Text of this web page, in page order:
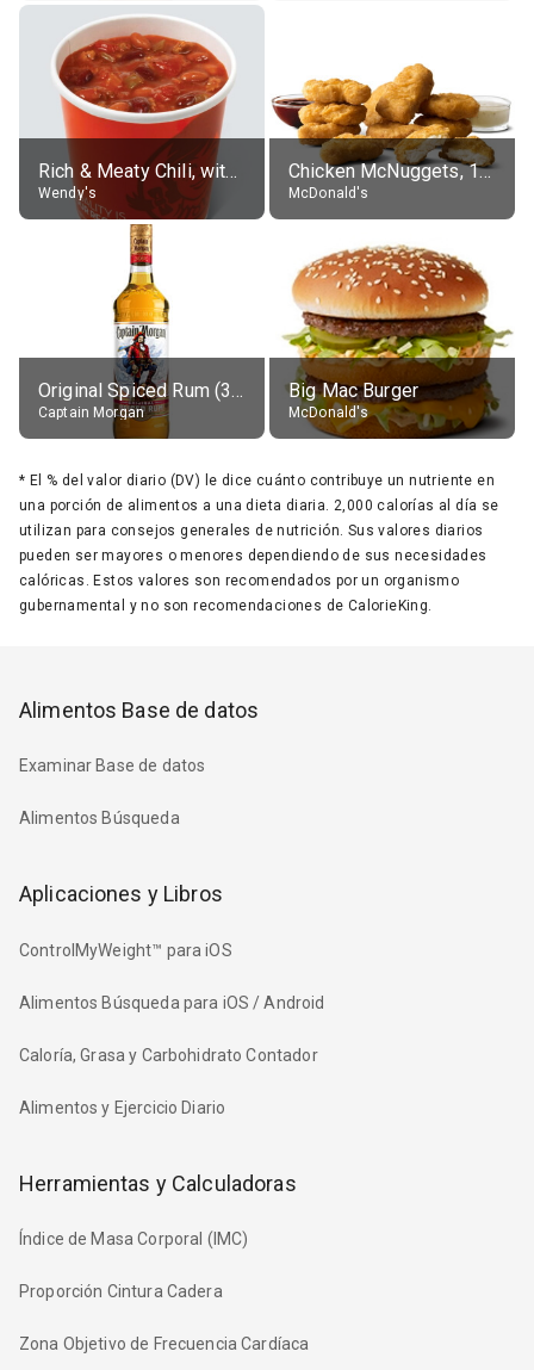
Rich & Meaty Chili, without toppings, large
Wendy's
Chicken McNuggets, 10 pieces, without sauce
McDonald's
Original Spiced Rum (35% alc.)
Captain Morgan
Big Mac Burger
McDonald's
* El % del valor diario (DV) le dice cuánto contribuye un nutriente en
una porción de alimentos a una dieta diaria. 2,000 calorías al día se
utilizan para consejos generales de nutrición. Sus valores diarios
pueden ser mayores o menores dependiendo de sus necesidades
calóricas. Estos valores son recomendados por un organismo
gubernamental y no son recomendaciones de CalorieKing.
Alimentos Base de datos
Examinar Base de datos
Alimentos Búsqueda
Aplicaciones y Libros
ControlMyWeight™ para iOS
Alimentos Búsqueda para iOS / Android
Caloría, Grasa y Carbohidrato Contador
Alimentos y Ejercicio Diario
Herramientas y Calculadoras
Índice de Masa Corporal (IMC)
Proporción Cintura Cadera
Zona Objetivo de Frecuencia Cardíaca